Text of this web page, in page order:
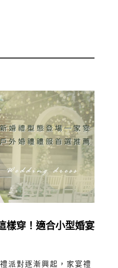
樣穿！適合小型婚宴
派對逐漸興起，家宴禮